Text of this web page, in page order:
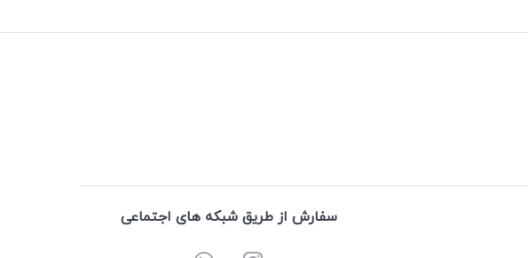
سفارش از طریق شبکه های اجتماعی